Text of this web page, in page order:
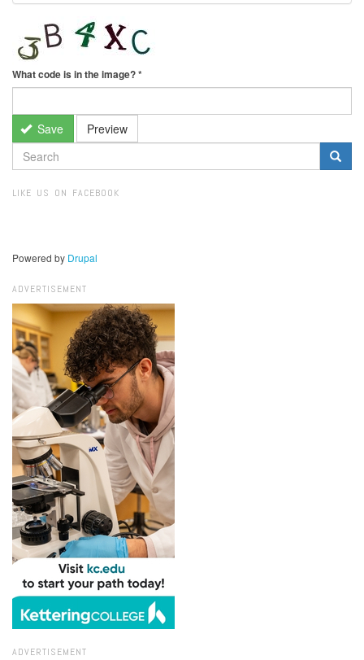
What code is in the image?*
Save Preview
SEARCH
FORM
LIKE US ON FACEBOOK
Powered by Drupal
ADVERTISEMENT
ADVERTISEMENT